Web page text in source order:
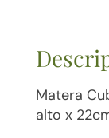
Matera
alto x